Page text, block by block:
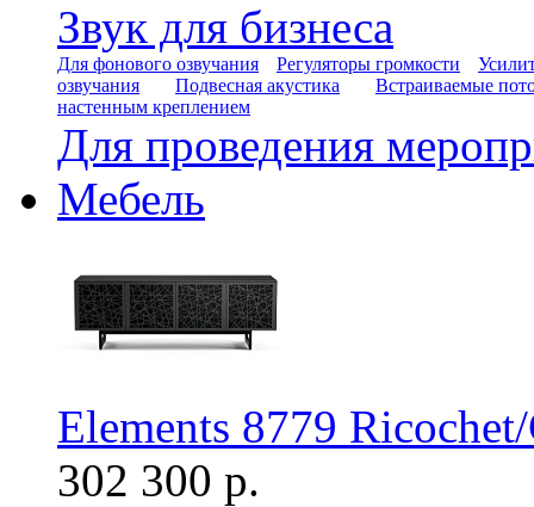
Звук для бизнеса
Для фонового озвучания Регуляторы громкости
озвучания
Подвесная акустика
Встраиваемые
настенным креплением
Для проведения
Мебель
Elements 8779
302 300 р.